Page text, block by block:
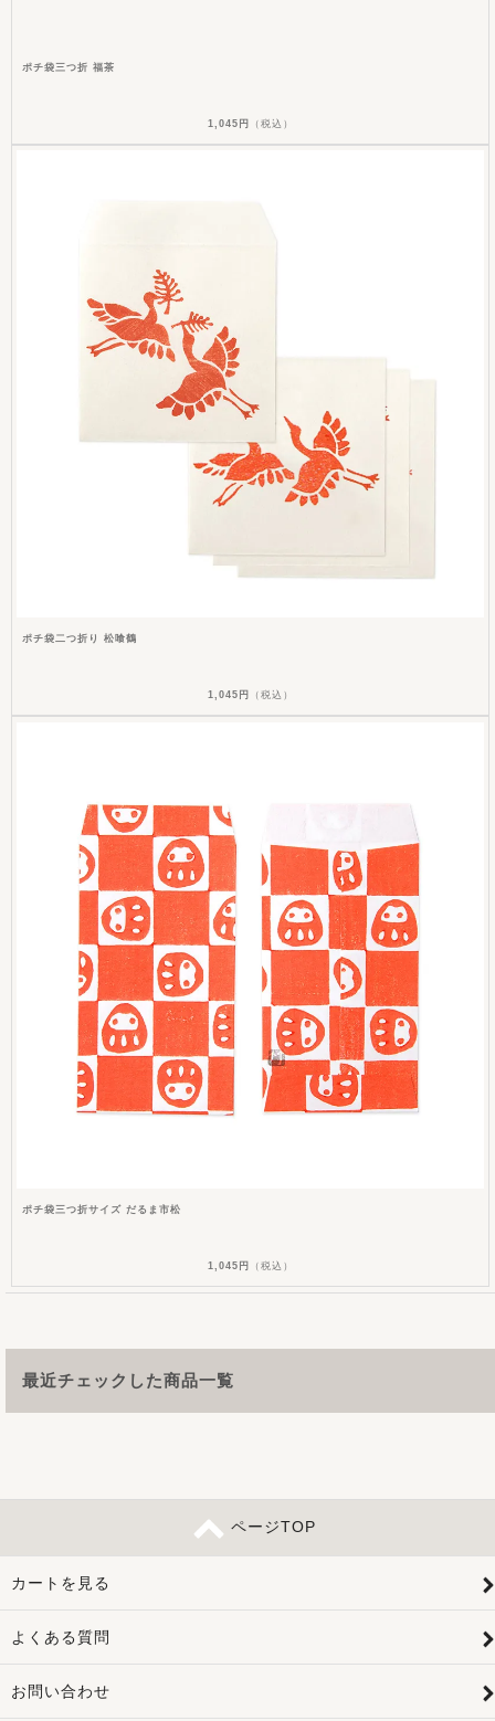
ポチ袋三つ折 福茶
1,045円 （税込）
ポチ袋二つ折り 松喰鶴
1,045円 （税込）
ポチ袋三つ折サイズ だるま市松
1,045円 （税込）
最近チェックした商品一覧
ページTOP
カートを見る
よくある質問
お問い合わせ